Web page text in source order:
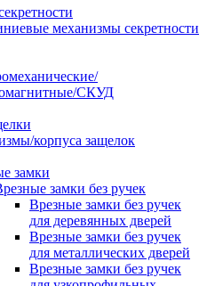
механизмы секретности
СКУД
корпуса защелок
замки
замки без ручек
Врезные замки без ручек
для деревянных дверей
Врезные замки без ручек
для металлических дверей
Врезные замки без ручек